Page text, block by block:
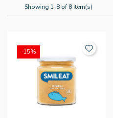
Showing 1-8 of 8 item(s)
-15%